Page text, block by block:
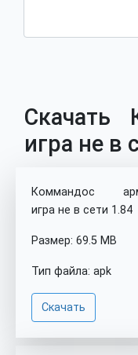
Скачать
игра не в
Коммандос
игра не в сети 1.84
Размер: 69.5 MB
Тип файла: apk
Скачать